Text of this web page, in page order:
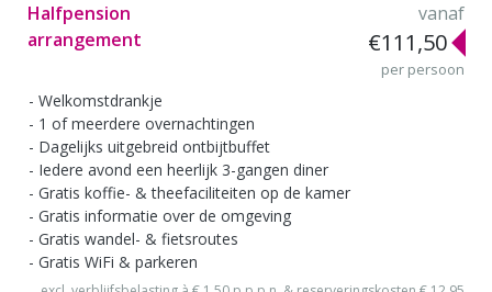
Halfpension
arrangement
vanaf
€111,50
per persoon
Welkomstdrankje
1 of meerdere overnachtingen
Dagelijks uitgebreid ontbijtbuffet
Iedere avond een heerlijk 3-gangen diner
Gratis koffie- & theefaciliteiten op de kamer
Gratis informatie over de omgeving
Gratis wandel- & fietsroutes
Gratis WiFi & parkeren